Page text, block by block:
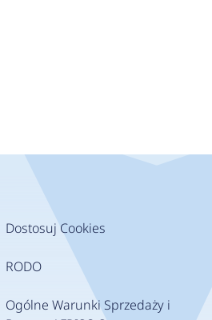
Dostosuj Cookies
RODO
Ogólne Warunki Sprzedaży i